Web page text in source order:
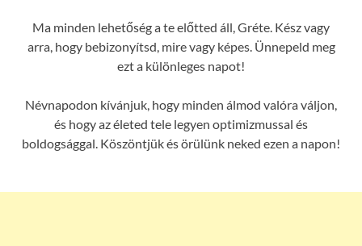
Ma minden lehetőség a te előtted áll, Gréte. Kész vagy
arra, hogy bebizonyítsd, mire vagy képes. Ünnepeld meg
ezt a különleges napot!
Névnapodon kívánjuk, hogy minden álmod valóra váljon,
és hogy az életed tele legyen optimizmussal és
boldogsággal. Köszöntjük és örülünk neked ezen a napon!